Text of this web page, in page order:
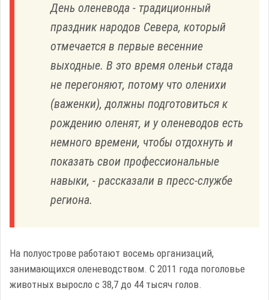
День оленевода - традиционный
праздник народов Севера, который
отмечается в первые весенние
выходные. В это время оленьи стада
не перегоняют, потому что оленихи
(важенки), должны подготовиться к
рождению оленят, и у оленеводов есть
немного времени, чтобы отдохнуть и
показать свои профессиональные
навыки, - рассказали в пресс-службе
региона.
На полуострове работают восемь организаций,
занимающихся оленеводством. С 2011 года поголовье
животных выросло с 38,7 до 44 тысяч голов.